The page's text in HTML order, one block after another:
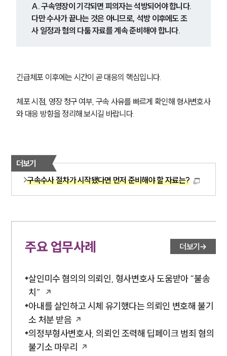
A. 구속영장이 기각되면 피의자는 석방되어야 합니다.
다만 수사가 끝나는 것은 아니므로, 석방 이후에도 조
사 일정과 혐의 다툼 자료를 계속 준비해야 합니다.
긴급체포 이후에는 시간이 곧 대응의 핵심입니다.
체포 시점, 영장 청구 여부, 구속 사유를 빠르게 확인해 형사변호사
와 대응 방향을 정리해 보시길 바랍니다.
더보기
구속수사 절차가 시작됐다면 먼저 준비해야 할 자료는?
주요 업무사례 더보기
살인미수 혐의의 의뢰인, 형사변호사 도움받아 “불송
치”
아내를 살인하고 시체 유기했다는 의뢰인 변호해 불기
소 처분 받음
의정부형사변호사, 의뢰인 조력해 딥페이크 범죄 혐의
불기소 마무리